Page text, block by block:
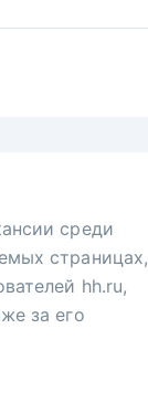
среди
страницах,
hh.ru,
за его